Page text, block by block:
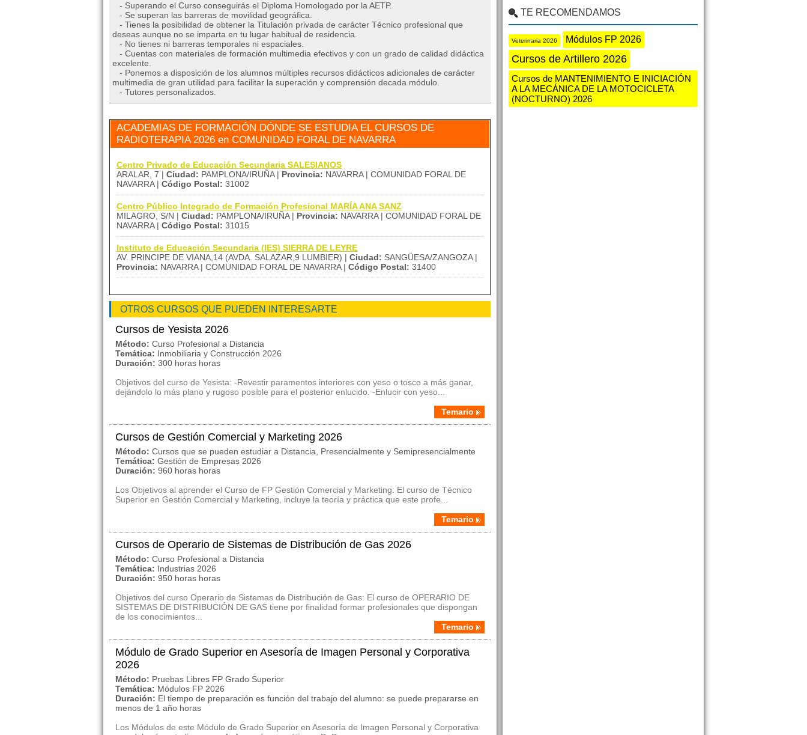
- Superando el Curso conseguirás el Diploma Homologado por la AETP.
- Se superan las barreras de movilidad geográfica.
- Tienes la posibilidad de obtener la Titulación privada de carácter Técnico profesional que
deseas aunque no se imparta en tu lugar habitual de residencia.
- No tienes ni barreras temporales ni espaciales.
- Cuentas con materiales de formación multimedia efectivos y con un grado de calidad didáctica
excelente.
- Ponemos a disposición de los alumnos múltiples recursos didácticos adicionales de carácter
multimedia de gran utilidad para facilitar la superación y comprensión decada módulo.
- Tutores personalizados.
ACADEMIAS DE FORMACIÓN DÓNDE SE ESTUDIA EL CURSOS DE
RADIOTERAPIA 2026 en COMUNIDAD FORAL DE NAVARRA
Centro Privado de Educación Secundaria SALESIANOS
ARALAR, 7 | Ciudad: PAMPLONA/IRUÑA | Provincia: NAVARRA | COMUNIDAD FORAL DE
NAVARRA | Código Postal: 31002
Centro Público Integrado de Formación Profesional MARÍA ANA SANZ
MILAGRO, S/N | Ciudad: PAMPLONA/IRUÑA | Provincia: NAVARRA | COMUNIDAD FORAL DE
NAVARRA | Código Postal: 31015
Instituto de Educación Secundaria (IES) SIERRA DE LEYRE
AV. PRINCIPE DE VIANA,14 (AVDA. SALAZAR,9 LUMBIER) | Ciudad: SANGÜESA/ZANGOZA |
Provincia: NAVARRA | COMUNIDAD FORAL DE NAVARRA | Código Postal: 31400
OTROS CURSOS QUE PUEDEN INTERESARTE
Cursos de Yesista 2026
Método: Curso Profesional a Distancia
Temática: Inmobiliaria y Construcción 2026
Duración: 300 horas horas
Objetivos del curso de Yesista: -Revestir paramentos interiores con yeso o tosco a más ganar,
dejándolo lo más plano y rugoso posible para el posterior enlucido. -Enlucir con yeso...
Temario
Cursos de Gestión Comercial y Marketing 2026
Método: Cursos que se pueden estudiar a Distancia, Presencialmente y Semipresencialmente
Temática: Gestión de Empresas 2026
Duración: 960 horas horas
Los Objetivos al aprender el Curso de FP Gestión Comercial y Marketing: El curso de Técnico
Superior en Gestión Comercial y Marketing, incluye la teoría y práctica que este profe...
Temario
Cursos de Operario de Sistemas de Distribución de Gas 2026
Método: Curso Profesional a Distancia
Temática: Industrias 2026
Duración: 950 horas horas
Objetivos del curso Operario de Sistemas de Distribución de Gas: El curso de OPERARIO DE
SISTEMAS DE DISTRIBUCIÓN DE GAS tiene por finalidad formar profesionales que dispongan
de los conocimientos...
Temario
Módulo de Grado Superior en Asesoría de Imagen Personal y Corporativa
2026
Método: Pruebas Libres FP Grado Superior
Temática: Módulos FP 2026
Duración: El tiempo de preparación es función del trabajo del alumno: se puede prepararse en
menos de 1 año horas
Los Módulos de este Módulo de Grado Superior en Asesoría de Imagen Personal y Corporativa
TE RECOMENDAMOS
Veterinaria 2026 Módulos FP 2026
Cursos de Artillero 2026
Cursos de MANTENIMIENTO E INICIACIÓN
A LA MECÁNICA DE LA MOTOCICLETA
(NOCTURNO) 2026